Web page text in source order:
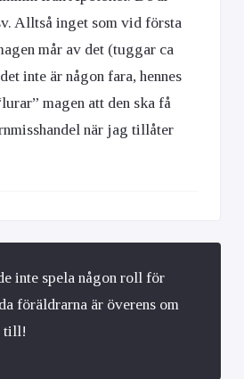
Alltså inget som vid första
mår av det (tuggar ca
inte är någon fara, hennes
magen att den ska få
när jag tillåter
inte spela någon roll för
föräldrarna är överens om
till!